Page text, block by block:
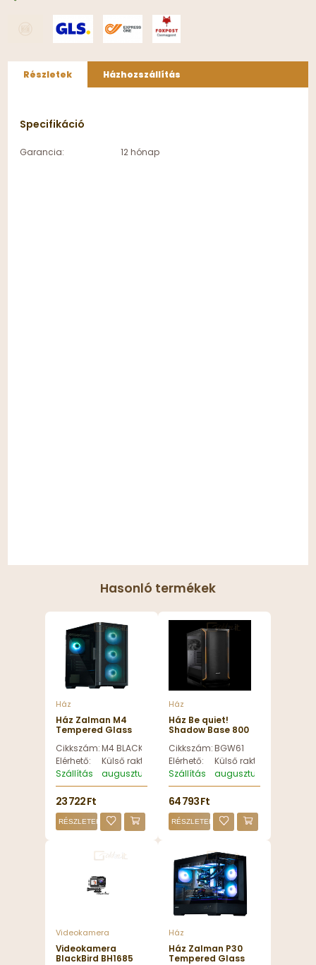
Részletek Házhozszállítás
Specifikáció
Garancia: 12 hónap
Hasonló termékek
Ház
Ház Zalman M4
Tempered Glass
Cikkszám:M4 BLACK
Elérhető:
Külső raktáron
Szállítás
augusztus 13, csütörtök
23 722 Ft
RÉSZLETEK
Ház
Ház Be quiet!
Shadow Base 800
Black - BGW61
Cikkszám:BGW61
Elérhető:
Külső raktáron
Szállítás
augusztus 13, csütörtök
64 793 Ft
RÉSZLETEK
Videokamera
Videokamera
BlackBird BH1685
Ház
Ház Zalman P30
Tempered Glass